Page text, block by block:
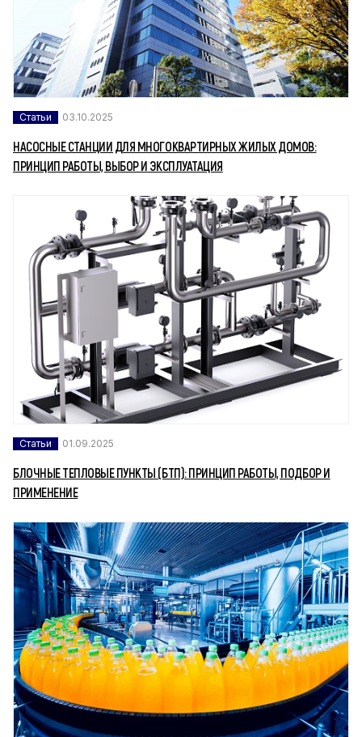
Статьи 03.10.2025
НАСОСНЫЕ СТАНЦИИ ДЛЯ МНОГОКВАРТИРНЫХ ЖИЛЫХ ДОМОВ:
ПРИНЦИП РАБОТЫ, ВЫБОР И ЭКСПЛУАТАЦИЯ
Статьи 01.09.2025
БЛОЧНЫЕ ТЕПЛОВЫЕ ПУНКТЫ (БТП): ПРИНЦИП РАБОТЫ, ПОДБОР И
ПРИМЕНЕНИЕ